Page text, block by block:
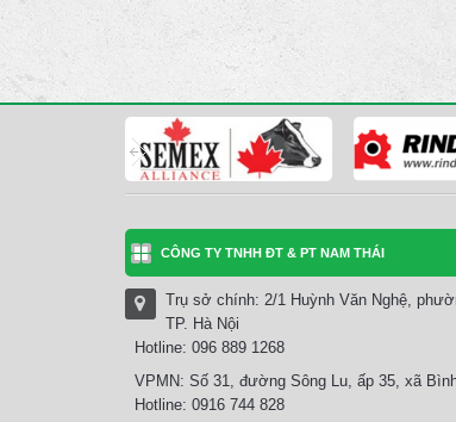
CÔNG TY TNHH ĐT & PT NAM THÁI
Trụ sở chính: 2/1 Huỳnh Văn Nghệ,
TP. Hà Nội
Hotline: 096 889 1268
VPMN: Số 31, đường Sông Lu, ấp 35, xã
Hotline: 0916 744 828